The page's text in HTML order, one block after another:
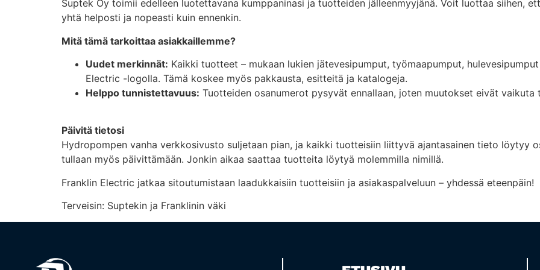
Suptek Oy toimii edelleen luotettavana kumppaninasi ja tuotteiden jälleenmyyjänä. Voit luottaa siihen,
yhtä helposti ja nopeasti kuin ennenkin.
Mitä tämä tarkoittaa asiakkaillemme?
Uudet merkinnät: Kaikki tuotteet – mukaan lukien jätevesipumput, työmaapumput,
Electric -logolla. Tämä koskee myös pakkausta, esitteitä ja katalogeja.
Helppo tunnistettavuus: Tuotteiden osanumerot pysyvät ennallaan, joten muutokset eivät vaikuta
Päivitä tietosi
Hydropompen vanha verkkosivusto suljetaan pian, ja kaikki tuotteisiin liittyvä ajantasainen tieto löytyy
tullaan myös päivittämään. Jonkin aikaa saattaa tuotteita löytyä molemmilla nimillä.
Franklin Electric jatkaa sitoutumistaan laadukkaisiin tuotteisiin ja asiakaspalveluun – yhdessä eteenpäin!
Terveisin: Suptekin ja Franklinin väki